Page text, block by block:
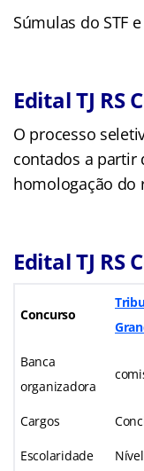
Súmulas do STF e
Edital TJ
O processo
contados a partir
homologação do
Edital TJ RS
Concurso
Banca
organizadora
Cargos
Escolaridade